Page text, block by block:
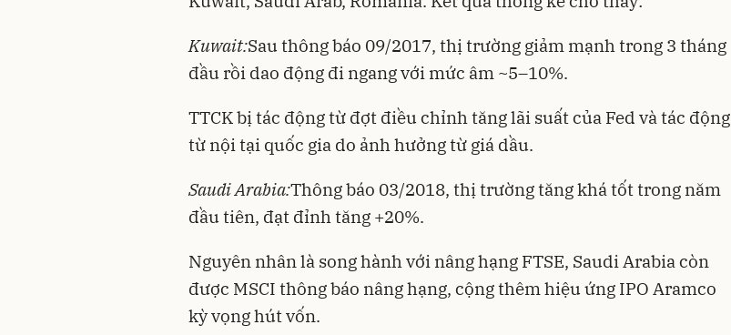
Kuwait:Sau thông báo 09/2017, thị trường giảm mạnh trong 3 tháng
đầu rồi dao động đi ngang với mức âm ~5–10%.
TTCK bị tác động từ đợt điều chỉnh tăng lãi suất của Fed và tác động
từ nội tại quốc gia do ảnh hưởng từ giá dầu.
Saudi Arabia:Thông báo 03/2018, thị trường tăng khá tốt trong năm
đầu tiên, đạt đỉnh tăng +20%.
Nguyên nhân là song hành với nâng hạng FTSE, Saudi Arabia còn
được MSCI thông báo nâng hạng, cộng thêm hiệu ứng IPO Aramco
kỳ vọng hút vốn.